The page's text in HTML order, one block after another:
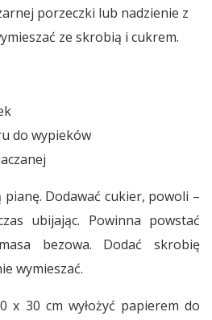
porzeczki lub nadzienie z
ze skrobią i cukrem.
do wypieków
pianę. Dodawać cukier, powoli –
ubijając. Powinna powstać
bezowa. Dodać skrobię
wymieszać.
x 30 cm wyłożyć papierem do